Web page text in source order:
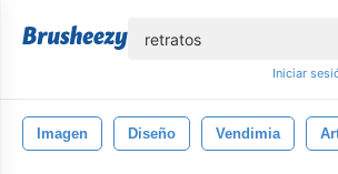
Iniciar
Imagen Diseño Vendimia